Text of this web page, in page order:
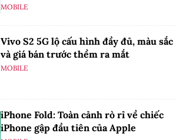
MOBILE
Vivo S2 5G lộ cấu hình đầy đủ, màu sắc
và giá bán trước thềm ra mắt
MOBILE
iPhone Fold: Toàn cảnh rò rỉ về chiếc
iPhone gập đầu tiên của Apple